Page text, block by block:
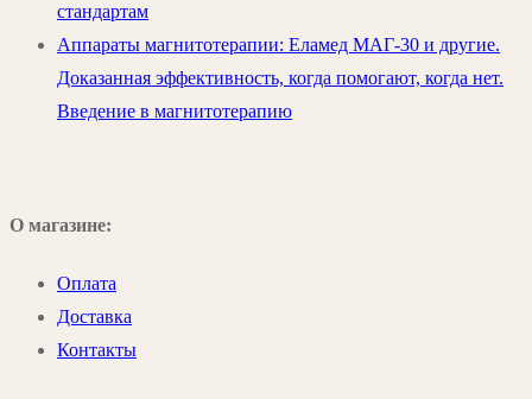
стандартам
Аппараты магнитотерапии: Еламед МАГ-30 и другие.
Доказанная эффективность, когда помогают, когда нет.
Введение в магнитотерапию
О магазине:
Оплата
Доставка
Контакты